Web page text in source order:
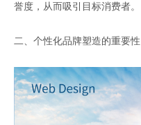
誉度，从而吸引目标消费者。
二、个性化品牌塑造的重要性